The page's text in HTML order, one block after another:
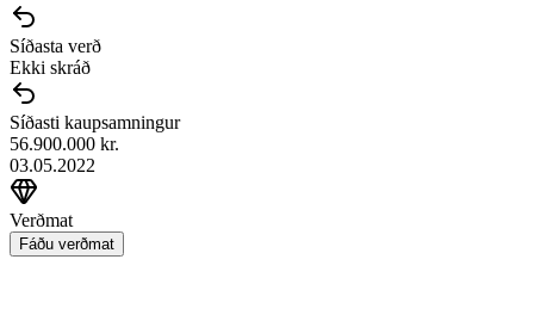
Síðasta verð
Ekki skráð
Síðasti kaupsamningur
56.900.000 kr.
03.05.2022
Verðmat
Fáðu verðmat